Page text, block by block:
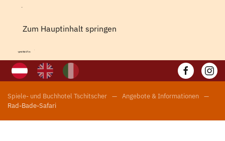
Zum Hauptinhalt springen
Spiele- und Buchhotel Tschitscher
Angebote & Informationen
Rad-Bade-Safari